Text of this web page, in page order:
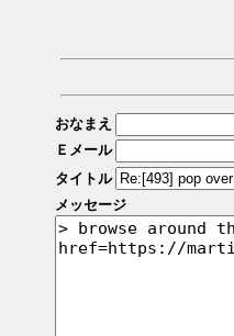
おなまえ
Ｅメール
タイトル
メッセージ